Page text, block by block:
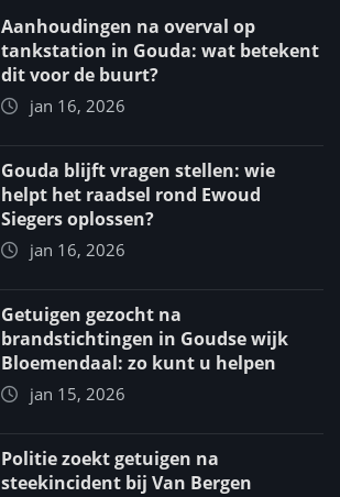
Aanhoudingen na overval op
tankstation in Gouda: wat betekent
dit voor de buurt?
jan 16, 2026
Gouda blijft vragen stellen: wie
helpt het raadsel rond Ewoud
Siegers oplossen?
jan 16, 2026
Getuigen gezocht na
brandstichtingen in Goudse wijk
Bloemendaal: zo kunt u helpen
jan 15, 2026
Politie zoekt getuigen na
steekincident bij Van Bergen